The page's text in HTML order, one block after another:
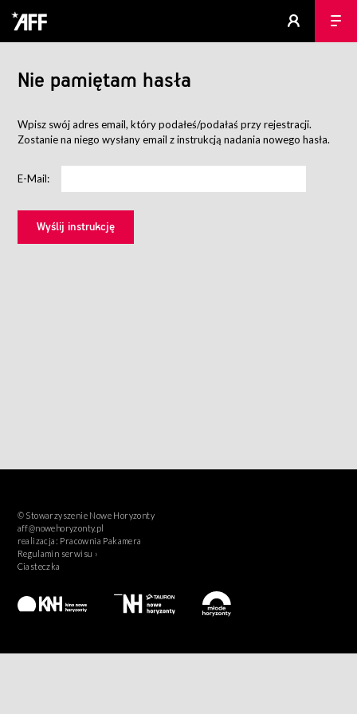
Nie pamiętam hasła
Wpisz swój adres email, który podałeś/podałaś przy rejestracji.
Zostanie na niego wysłany email z instrukcją nadania nowego hasła.
E-Mail:
© Stowarzyszenie Nowe Horyzonty
aff@nowehoryzonty.pl
realizacja: Pracownia Pakamera
Regulamin serwisu ›
Ciasteczka